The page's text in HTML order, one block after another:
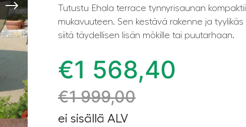
Tutustu Ehala terrace tynnyrisaunan
mukavuuteen. Sen kestävä rakenne ja
siitä täydellisen lisän mökille tai puutarhaan.
€1 568,40
€1 999,00
ei sisällä ALV